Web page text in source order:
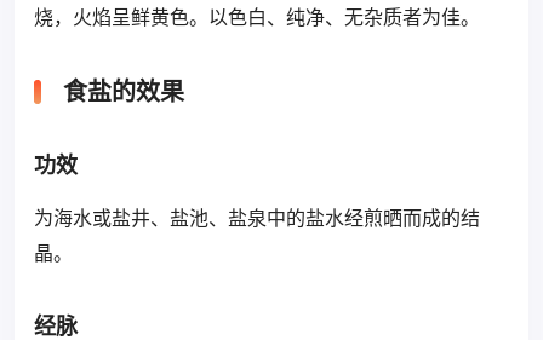
烧，火焰呈鲜黄色。以色白、纯净、无杂质者为佳。
食盐的效果
功效
为海水或盐井、盐池、盐泉中的盐水经煎晒而成的结
晶。
经脉